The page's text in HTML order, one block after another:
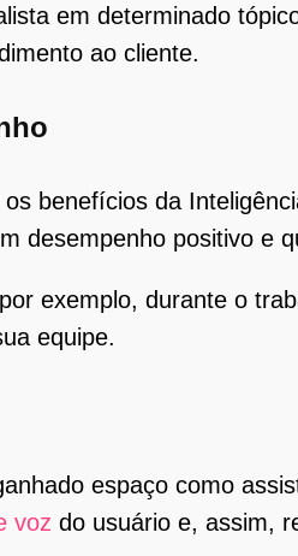
em determinado
ao cliente.
benefícios da
desempenho positivo e
exemplo, durante o
equipe.
espaço como
voz do usuário e, assim,